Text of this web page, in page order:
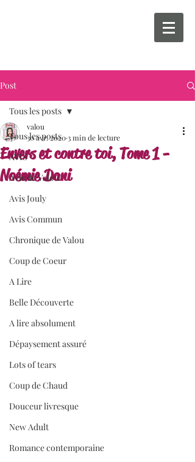
Post
Tous les posts
AVIS
Avis de Valou
Avis Jouly
Avis Commun
Chronique de Valou
Coup de Coeur
A Lire
Belle Découverte
A lire absolument
Dépaysement assuré
Lots of tears
Coup de Chaud
Douceur livresque
New Adult
Romance contemporaine
Tous les posts
Envers et contre toi, Tome 1 -
Noémie Dani
valou
30 avr. 20203 min de lecture